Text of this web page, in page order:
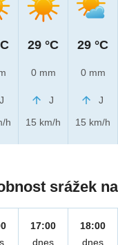
J
h
29 °C
0 mm
J
15 km/h
29 °C
0 mm
J
15 km/h
srážek
17:00
dnes
18:00
dnes